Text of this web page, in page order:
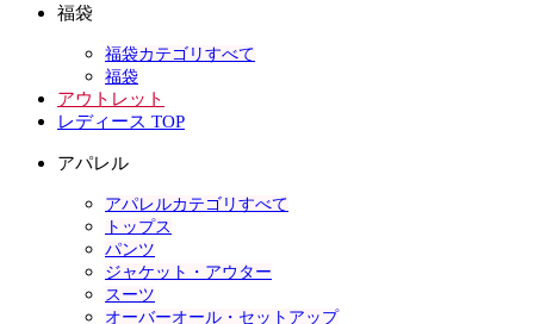
福袋
福袋カテゴリすべて
福袋
アウトレット
レディース TOP
アパレル
アパレルカテゴリすべて
トップス
パンツ
ジャケット・アウター
スーツ
オーバーオール・セットアップ